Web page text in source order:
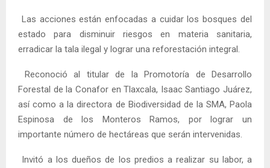
Las acciones están enfocadas a cuidar los bosques del
estado para disminuir riesgos en materia sanitaria,
erradicar la tala ilegal y lograr una reforestación integral.
Reconoció al titular de la Promotoría de Desarrollo
Forestal de la Conafor en Tlaxcala, Isaac Santiago Juárez,
así como a la directora de Biodiversidad de la SMA, Paola
Espinosa de los Monteros Ramos, por lograr un
importante número de hectáreas que serán intervenidas.
Invitó a los dueños de los predios a realizar su labor, a